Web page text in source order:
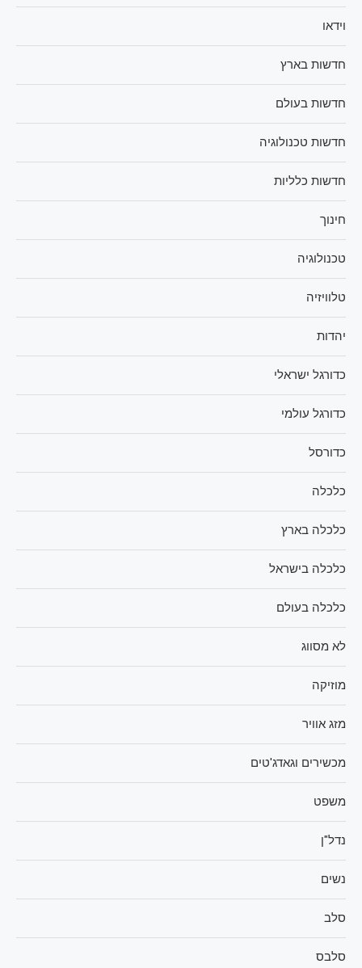
וידאו
חדשות בארץ
חדשות בעולם
חדשות טכנולוגיה
חדשות כלליות
חינוך
טכנולוגיה
טלוויזיה
יהדות
כדורגל ישראלי
כדורגל עולמי
כדורסל
כלכלה
כלכלה בארץ
כלכלה בישראל
כלכלה בעולם
לא מסווג
מוזיקה
מזג אוויר
מכשירים וגאדג'טים
משפט
נדל"ן
נשים
סלב
סלבס